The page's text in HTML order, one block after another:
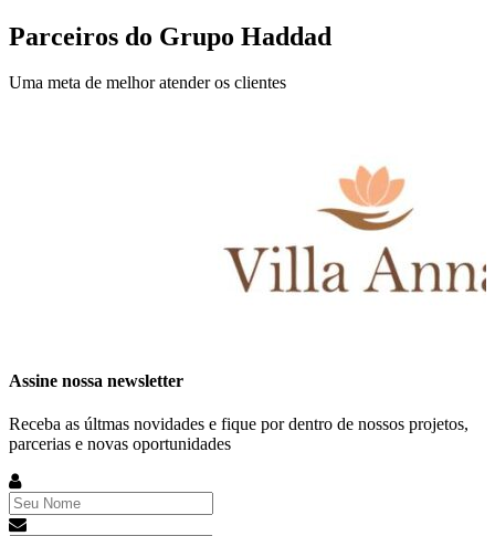
Parceiros do Grupo Haddad
Uma meta de melhor atender os clientes
Assine nossa newsletter
Receba as últmas novidades e fique por dentro de nossos projetos,
parcerias e novas oportunidades